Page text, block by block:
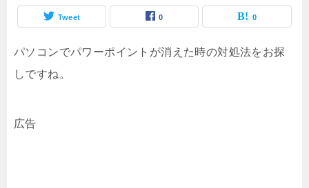
Tweet 0 0
パソコンでパワーポイントが消えた時の対処法をお探
しですね。
広告